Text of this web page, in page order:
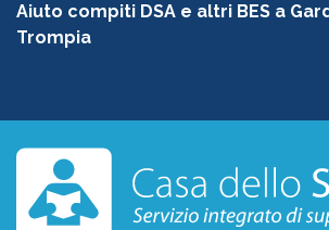
Aiuto compiti DSA e altri BES a
Trompia